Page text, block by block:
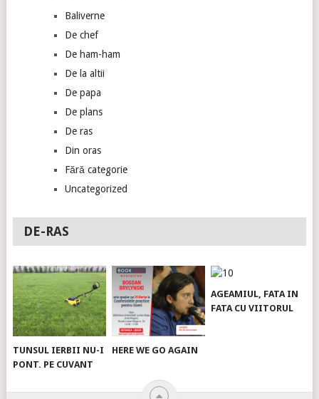
Baliverne
De chef
De ham-ham
De la altii
De papa
De plans
De ras
Din oras
Fără categorie
Uncategorized
DE-RAS
TUNSUL IERBII NU-I
PONT. PE CUVANT
HERE WE GO AGAIN
AGEAMIUL, FATA IN
FATA CU VIITORUL